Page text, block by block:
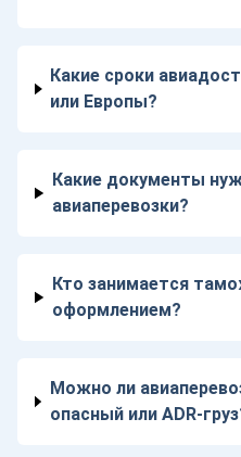
Какие сроки
или Европы?
Какие документы
авиаперевозки?
Кто занимается
оформлением?
Можно ли
опасный или ADR-